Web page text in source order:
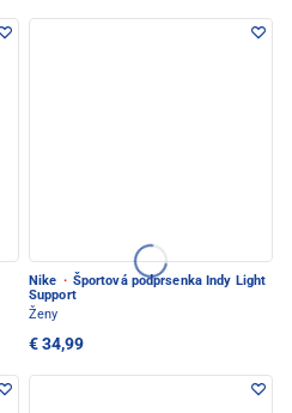
Nike · Športová podprsenka Indy Light
Support
Ženy
€ 34,99